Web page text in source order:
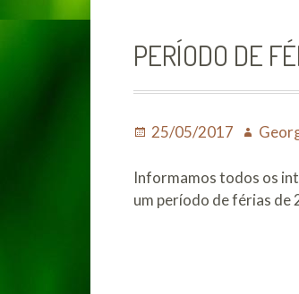
PERÍODO DE
Posted
25/05/2017 Author
Informamos todos os
um período de férias de